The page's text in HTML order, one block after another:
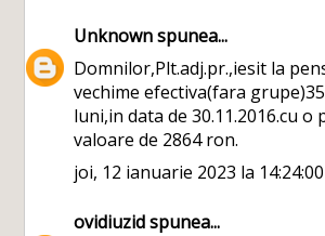
Unknownspunea...
Domnilor,Plt.adj.pr.,iesit la
vechime efectiva(fara
luni,in data de 30.11.2016.cu o
valoare de 2864 ron.
joi, 12 ianuarie 2023 la 14:24:00
ovidiuzidspunea...